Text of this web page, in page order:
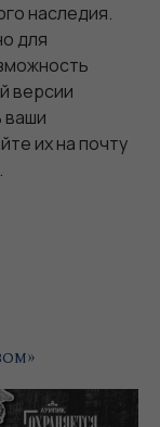
наследия.
для
версии
ваши
их на почту
.